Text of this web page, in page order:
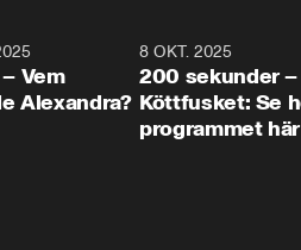
31:05
Vem
Alexandra?
8 OKT. 2025
200 sekunder –
Köttfusket: Se
programmet här